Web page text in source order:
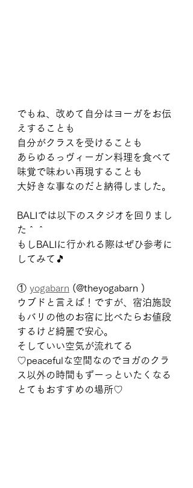
でもね、改めて自分はヨーガをお伝
えすることも
自分がクラスを受けることも
あらゆるっヴィーガン料理を食べて
味覚で味わい再現することも
大好きな事なのだと納得しました。
BALIでは以下のスタジオを回りまし
た＾＾
もしBALIに行かれる際はぜひ参考に
してみて🎵
① yogabarn (@theyogabarn )
ウブドと言えば！ですが、宿泊施設
もバリの他のお宿に比べたらお値段
するけど綺麗で安心。
そしていい空気が流れてる
♡peacefulな空間なのでヨガのクラ
ス以外の時間もずーっといたくなる
とてもおすすめの場所♡